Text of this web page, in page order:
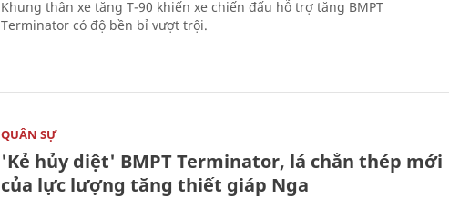
Khung thân xe tăng T-90 khiến xe chiến đấu hỗ trợ tăng BMPT
Terminator có độ bền bỉ vượt trội.
QUÂN SỰ
'Kẻ hủy diệt' BMPT Terminator, lá chắn thép mới
của lực lượng tăng thiết giáp Nga